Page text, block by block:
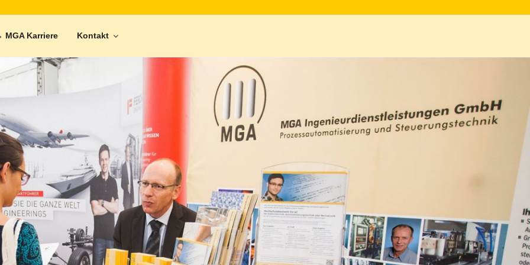
MGA Karriere Kontakt